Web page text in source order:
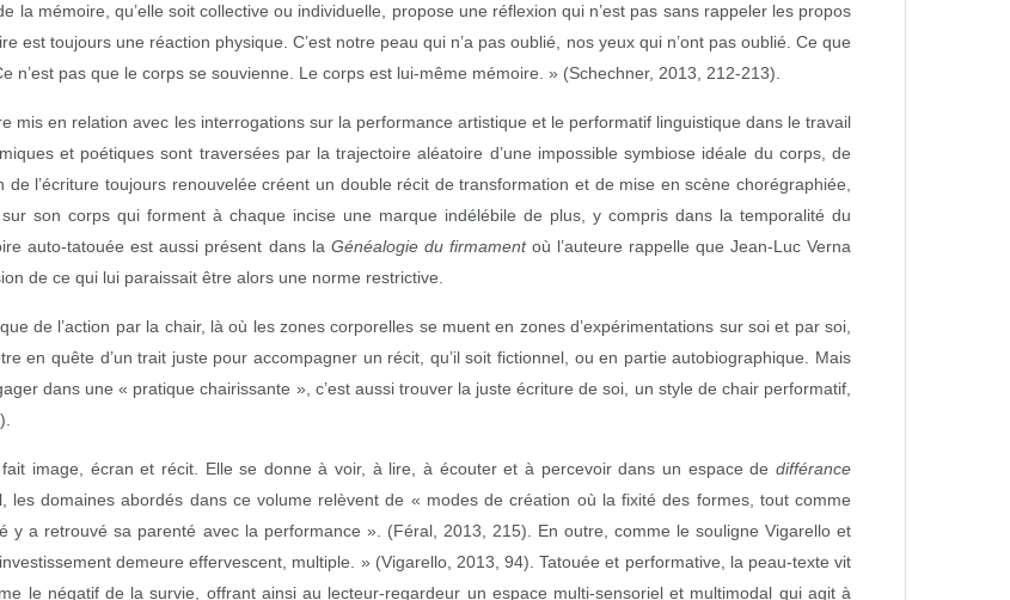
la mémoire, qu’elle soit collective ou individuelle, propose une réflexion qui n’est pas sans rappeler les propos
est toujours une réaction physique. C’est notre peau qui n’a pas oublié, nos yeux qui n’ont pas oublié. Ce que
pas que le corps se souvienne. Le corps est lui‑même mémoire. » (Schechner, 2013, 212-213).
mis en relation avec les interrogations sur la performance artistique et le performatif linguistique dans le travail
et poétiques sont traversées par la trajectoire aléatoire d’une impossible symbiose idéale du corps, de
de l’écriture toujours renouvelée créent un double récit de transformation et de mise en scène chorégraphiée,
son corps qui forment à chaque incise une marque indélébile de plus, y compris dans la temporalité du
auto‑tatouée est aussi présent dans la Généalogie du firmamentoù l’auteure rappelle que Jean-Luc Verna
de ce qui lui paraissait être alors une norme restrictive.
de l’action par la chair, là où les zones corporelles se muent en zones d’expérimentations sur soi et par soi,
en quête d’un trait juste pour accompagner un récit, qu’il soit fictionnel, ou en partie autobiographique. Mais
dans une « pratique chairissante », c’est aussi trouver la juste écriture de soi, un style de chair performatif,
image, écran et récit. Elle se donne à voir, à lire, à écouter et à percevoir dans un espace de différance
les domaines abordés dans ce volume relèvent de « modes de création où la fixité des formes, tout comme
y a retrouvé sa parenté avec la performance ». (Féral, 2013, 215). En outre, comme le souligne Vigarello et
demeure effervescent, multiple. » (Vigarello, 2013, 94). Tatouée et performative, la peau‑texte vit
le négatif de la survie, offrant ainsi au lecteur‑regardeur un espace multi‑sensoriel et multimodal qui agit à